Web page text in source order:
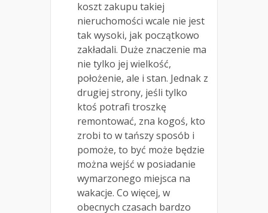
koszt zakupu takiej
nieruchomości wcale nie jest
tak wysoki, jak początkowo
zakładali. Duże znaczenie ma
nie tylko jej wielkość,
położenie, ale i stan. Jednak z
drugiej strony, jeśli tylko
ktoś potrafi troszkę
remontować, zna kogoś, kto
zrobi to w tańszy sposób i
pomoże, to być może będzie
można wejść w posiadanie
wymarzonego miejsca na
wakacje. Co więcej, w
obecnych czasach bardzo